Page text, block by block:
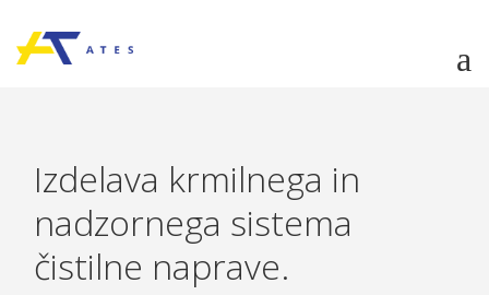
STORITVE
POSTOPEK IZVEDBE PROJEKTA
REFERENCE
Izdelava krmilnega in
nadzornega sistema
čistilne naprave.